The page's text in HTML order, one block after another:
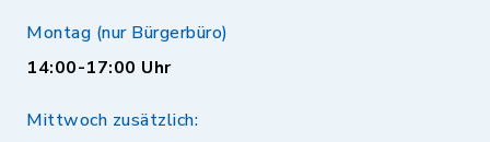
Montag (nur Bürgerbüro)
14:00-17:00 Uhr
Mittwoch zusätzlich: